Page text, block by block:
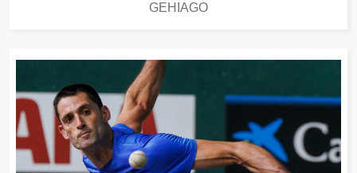
GEHIAGO